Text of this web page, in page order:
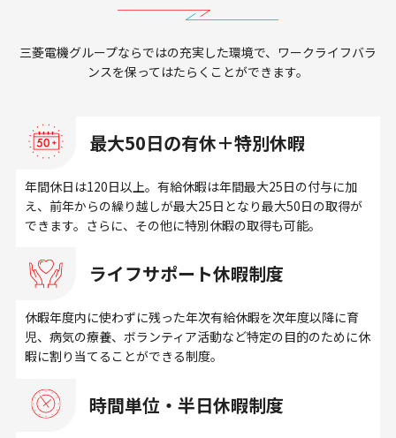
三菱電機グループならではの充実した環境で、ワークライフバラ
ンスを保ってはたらくことができます。
最大50日の有休＋特別休暇
年間休日は120日以上。有給休暇は年間最大25日の付与に加
え、前年からの繰り越しが最大25日となり最大50日の取得が
できます。さらに、その他に特別休暇の取得も可能。
ライフサポート休暇制度
休暇年度内に使わずに残った年次有給休暇を次年度以降に育
児、病気の療養、ボランティア活動など特定の目的のために休
暇に割り当てることができる制度。
時間単位・半日休暇制度